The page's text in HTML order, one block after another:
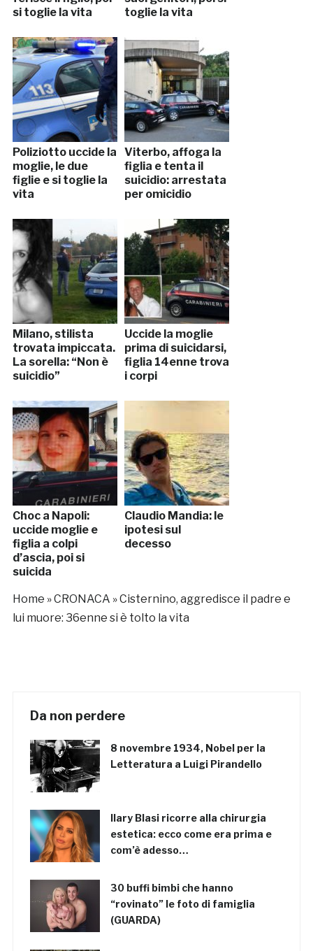
si toglie la vita
toglie la vita
Poliziotto uccide la
moglie, le due
figlie e si toglie la
vita
Viterbo, affoga la
figlia e tenta il
suicidio: arrestata
per omicidio
Milano, stilista
trovata impiccata.
La sorella: “Non è
suicidio”
Uccide la moglie
prima di suicidarsi,
figlia 14enne trova
i corpi
Choc a Napoli:
uccide moglie e
figlia a colpi
d’ascia, poi si
suicida
Claudio Mandia: le
ipotesi sul
decesso
Home »CRONACA »Cisternino, aggredisce il padre e
lui muore: 36enne si è tolto la vita
Da non perdere
8 novembre 1934, Nobel per la
Letteratura a Luigi Pirandello
Ilary Blasi ricorre alla chirurgia
estetica: ecco come era prima e
com’è adesso…
30 buffi bimbi che hanno
“rovinato” le foto di famiglia
(GUARDA)